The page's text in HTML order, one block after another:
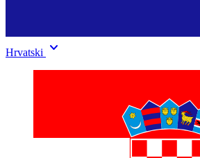
Hrvatski keyboard_arrow_down